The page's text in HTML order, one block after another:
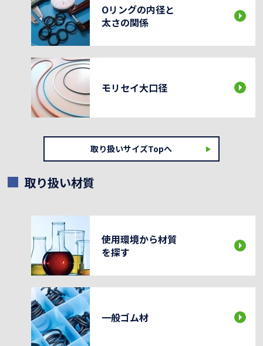
Oリングの内径と
太さの関係
モリセイ大口径
取り扱いサイズTopへ
取り扱い材質
使用環境から材質
を探す
一般ゴム材